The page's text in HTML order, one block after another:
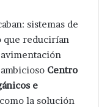
sistemas de
que reducirían
Centro
e
la solución